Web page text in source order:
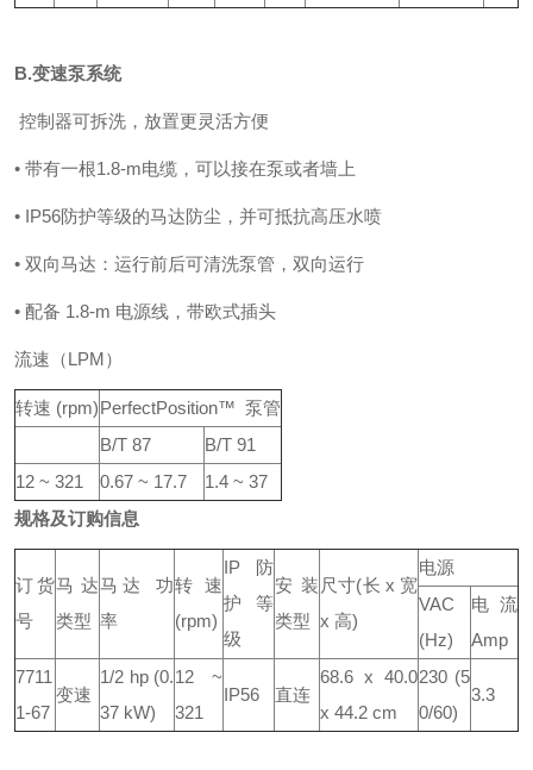
B.变速泵系统
控制器可拆洗，放置更灵活方便
• 带有一根1.8-m电缆，可以接在泵或者墙上
• IP56防护等级的马达防尘，并可抵抗高压水喷
• 双向马达：运行前后可清洗泵管，双向运行
• 配备 1.8-m 电源线，带欧式插头
流速（LPM）
转速 (rpm)PerfectPosition™ 泵管
B/T 87
B/T 91
12 ~ 321
0.67 ~ 17.7
1.4 ~ 37
规格及订购信息
订货
号
马达
类型
马达 功
率
转速
(rpm)
IP防
护等
级
安装
类型
尺寸(长 x 宽
x 高)
电源
VAC
(Hz)
电流
Amp
7711
1-67
变速
1/2 hp (0.
37 kW)
12 ~
321
IP56 直连
68.6 x 40.0
x 44.2 cm
230 (5
0/60)
3.3